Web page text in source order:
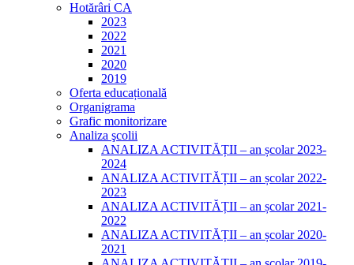
Hotărâri CA
2023
2022
2021
2020
2019
Oferta educațională
Organigrama
Grafic monitorizare
Analiza şcolii
ANALIZA ACTIVITĂȚII – an școlar 2023-
2024
ANALIZA ACTIVITĂȚII – an școlar 2022-
2023
ANALIZA ACTIVITĂȚII – an școlar 2021-
2022
ANALIZA ACTIVITĂȚII – an școlar 2020-
2021